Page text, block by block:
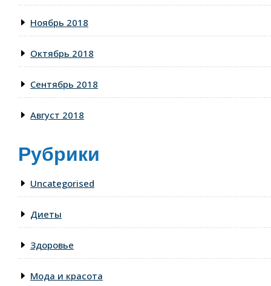
Ноябрь 2018
Октябрь 2018
Сентябрь 2018
Август 2018
Рубрики
Uncategorised
Диеты
Здоровье
Мода и красота